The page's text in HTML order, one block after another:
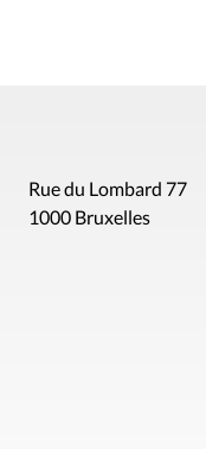
Rue du Lombard 77
1000 Bruxelles